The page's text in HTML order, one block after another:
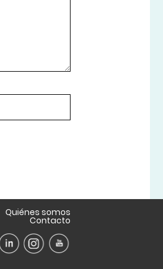
Quiénes somos
Contacto